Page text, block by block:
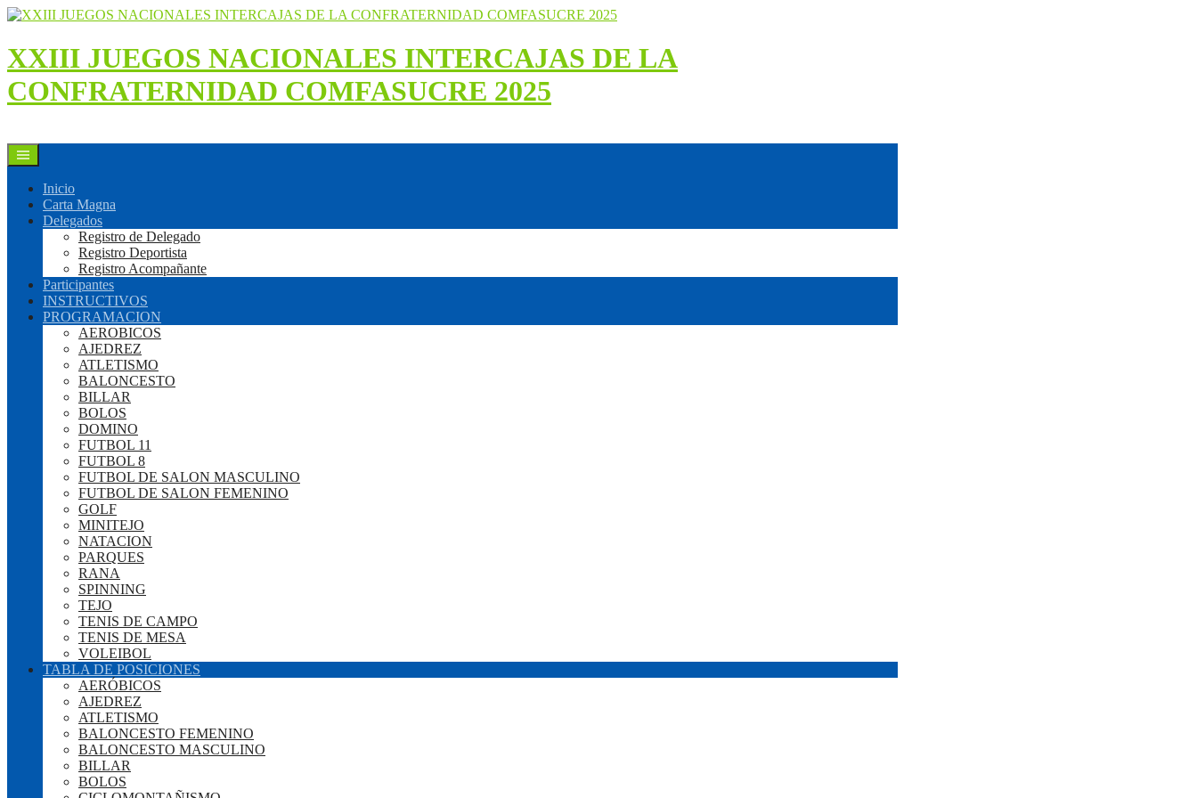
Saltar
contenido
XXIII JUEGOS NACIONALES INTERCAJAS DE LA
CONFRATERNIDAD COMFASUCRE 2025
Inicio
Carta Magna
Delegados
Registro de Delegado
Registro Deportista
Registro Acompañante
Participantes
INSTRUCTIVOS
PROGRAMACION
AEROBICOS
AJEDREZ
ATLETISMO
BALONCESTO
BILLAR
BOLOS
DOMINO
FUTBOL 11
FUTBOL 8
FUTBOL DE SALON MASCULINO
FUTBOL DE SALON FEMENINO
GOLF
MINITEJO
NATACION
PARQUES
RANA
SPINNING
TEJO
TENIS DE CAMPO
TENIS DE MESA
VOLEIBOL
TABLA DE POSICIONES
AERÓBICOS
AJEDREZ
ATLETISMO
BALONCESTO FEMENINO
BALONCESTO MASCULINO
BILLAR
BOLOS